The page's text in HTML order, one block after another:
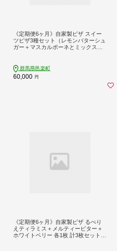
《定期便6ヶ月》自家製ピザ スイー
ツピザ3種セット（レモンバターシュ
ガー＋マスカルポーネとミックスベ
群馬県邑楽町
60,000 円
《定期便6ヶ月》自家製ピザ るべり
えティラミス＋メルティービター＋
ホワイトベリー 各1枚 計3枚セット